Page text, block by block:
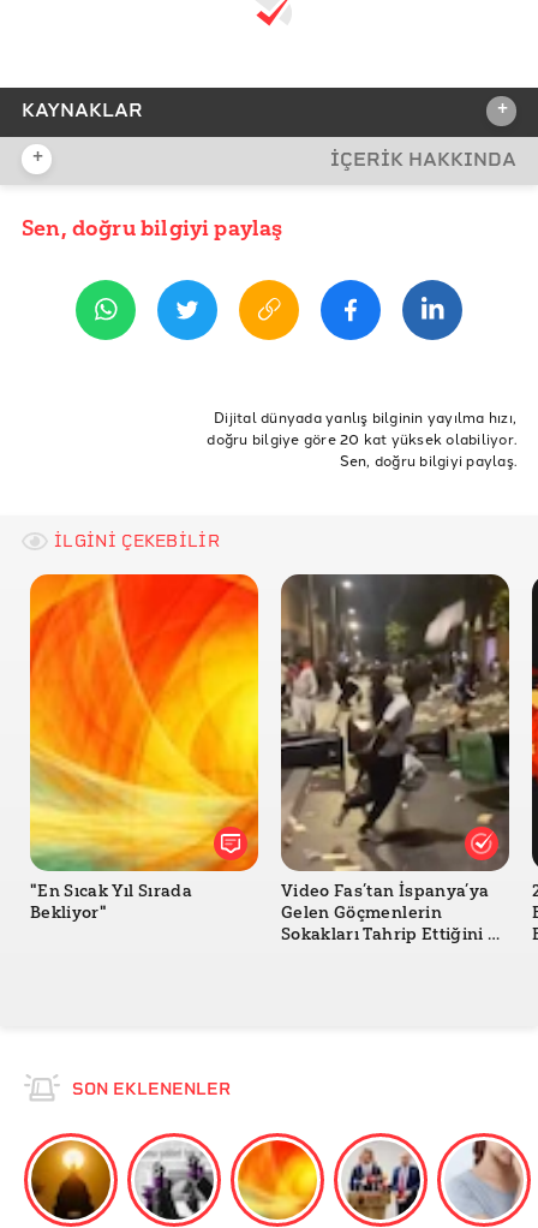
KAYNAKLAR +
REFERANSLAR
EUROSTAT
TC İçişleri Bakanlığı Göç İdaresi
+ İÇERİK HAKKINDA
YAYIN TARİHİ
göç
sığınmacı
Suriyeli
birleşmişmilletler
Sen, doğru bilgiyi paylaş
Dijital dünyada yanlış bilginin yayılma hızı,
doğru bilgiye göre 20 kat yüksek olabiliyor.
Sen, doğru bilgiyi paylaş.
İLGİNİ ÇEKEBİLİR
"En Sıcak Yıl Sırada
Bekliyor"
Video Fas’tan İspanya’ya
Gelen Göçmenlerin
Sokakları Tahrip Ettiğini mi
SON EKLENENLER